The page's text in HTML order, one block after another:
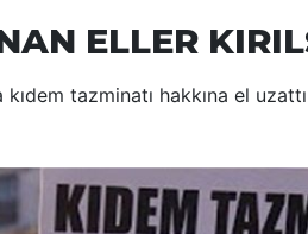
ELLER
tazminatı hakkına el